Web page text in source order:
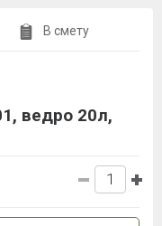
В смету
ведро 20л,